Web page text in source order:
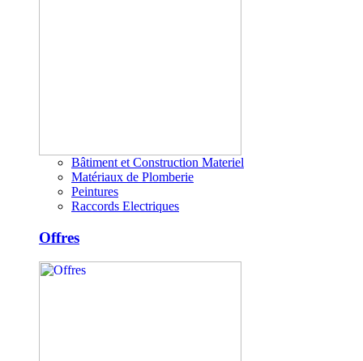
Bâtiment et Construction Materiel
Matériaux de Plomberie
Peintures
Raccords Electriques
Offres